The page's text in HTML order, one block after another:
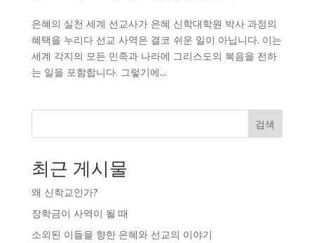
은혜의 실천 세계 선교사가 은혜 신학대학원 박사 과정의
혜택을 누리다 선교 사역은 결코 쉬운 일이 아닙니다. 이는
세계 각지의 모든 민족과 나라에 그리스도의 복음을 전하
는 일을 포함합니다. 그렇기에...
검색
최근 게시물
왜 신학교인가?
장학금이 사역이 될 때
소외된 이들을 향한 은혜와 선교의 이야기